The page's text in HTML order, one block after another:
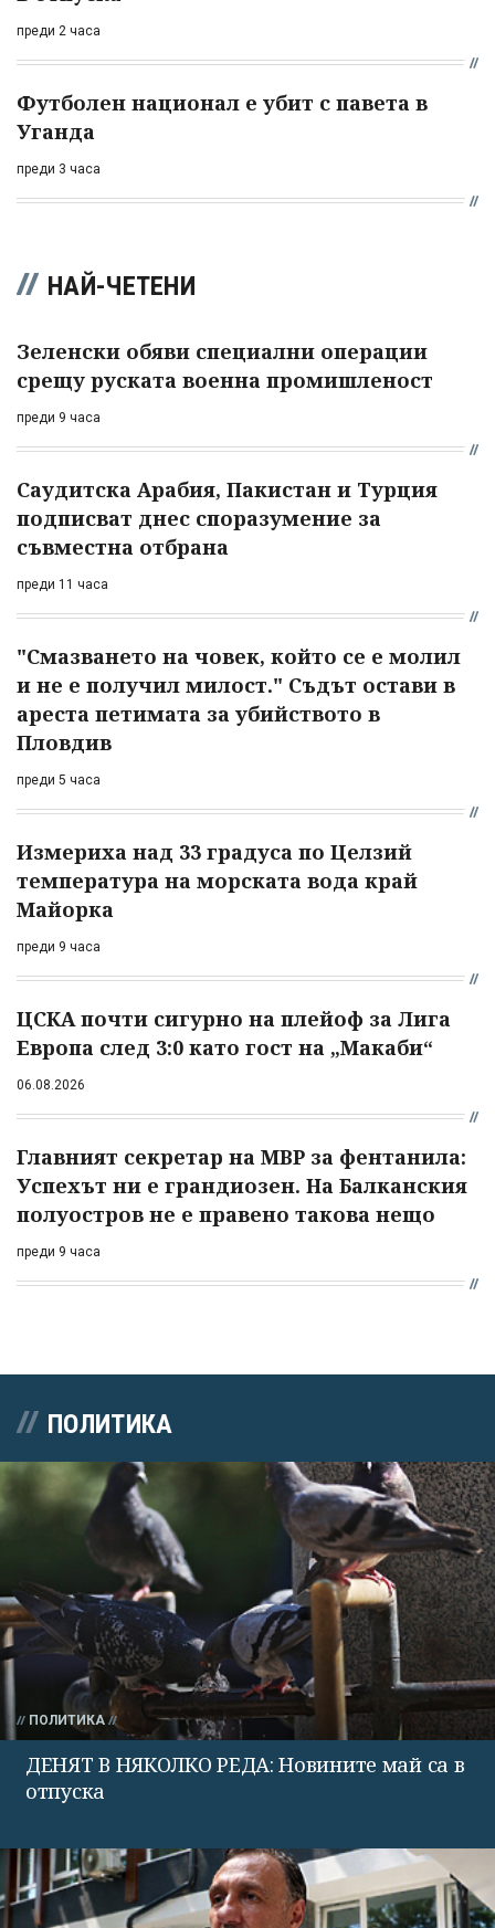
преди 2 часа
Футболен национал е убит с павета в
Уганда
преди 3 часа
НАЙ-ЧЕТЕНИ
Зеленски обяви специални операции
срещу руската военна промишленост
преди 9 часа
Саудитска Арабия, Пакистан и Турция
подписват днес споразумение за
съвместна отбрана
преди 11 часа
"Смазването на човек, който се е молил
и не е получил милост." Съдът остави в
ареста петимата за убийството в
Пловдив
преди 5 часа
Измериха над 33 градуса по Целзий
температура на морската вода край
Майорка
преди 9 часа
ЦСКА почти сигурно на плейоф за Лига
Европа след 3:0 като гост на „Макаби“
06.08.2026
Главният секретар на МВР за фентанила:
Успехът ни е грандиозен. На Балканския
полуостров не е правено такова нещо
преди 9 часа
ПОЛИТИКА
ПОЛИТИКА
ДЕНЯТ В НЯКОЛКО РЕДА: Новините май са в
отпуска